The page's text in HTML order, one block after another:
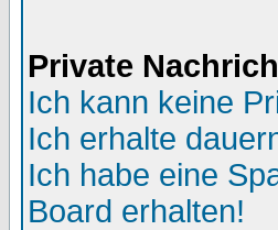
Private
Ich kann keine
Ich erhalte
Ich habe eine
Board erhalten!